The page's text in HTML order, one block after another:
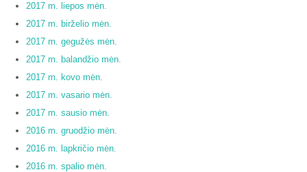
2017 m. liepos mėn.
2017 m. birželio mėn.
2017 m. gegužės mėn.
2017 m. balandžio mėn.
2017 m. kovo mėn.
2017 m. vasario mėn.
2017 m. sausio mėn.
2016 m. gruodžio mėn.
2016 m. lapkričio mėn.
2016 m. spalio mėn.